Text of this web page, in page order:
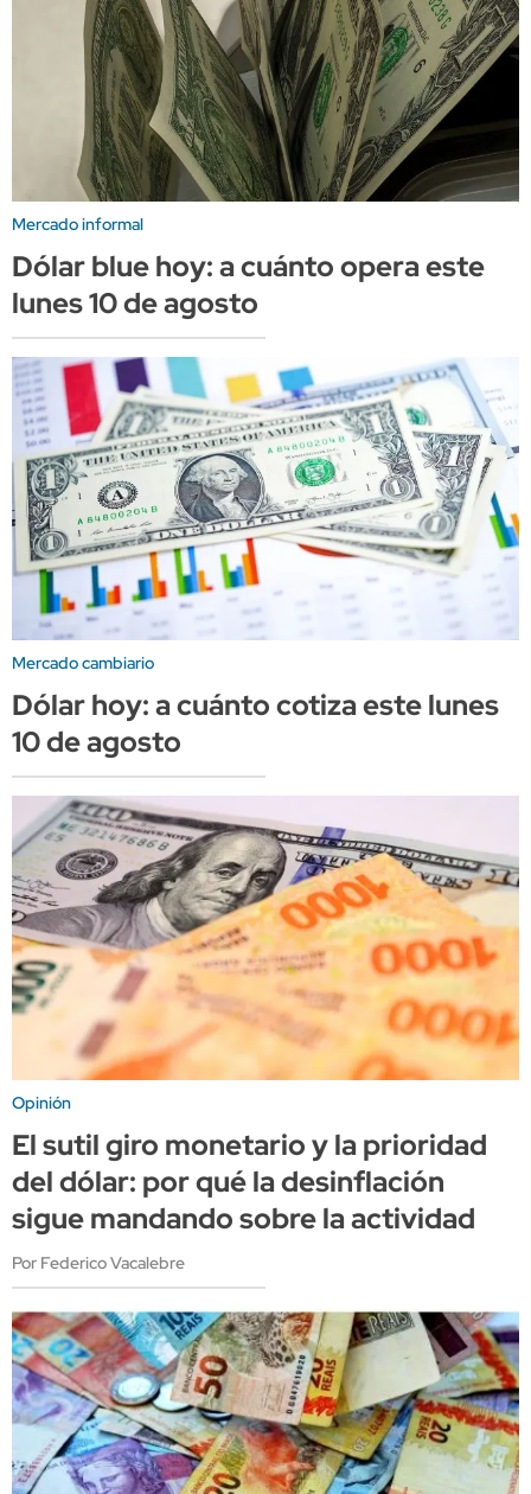
Mercado informal
Dólar blue hoy: a cuánto opera este
lunes 10 de agosto
Mercado cambiario
Dólar hoy: a cuánto cotiza este lunes
10 de agosto
Opinión
El sutil giro monetario y la prioridad
del dólar: por qué la desinflación
sigue mandando sobre la actividad
Por Federico Vacalebre